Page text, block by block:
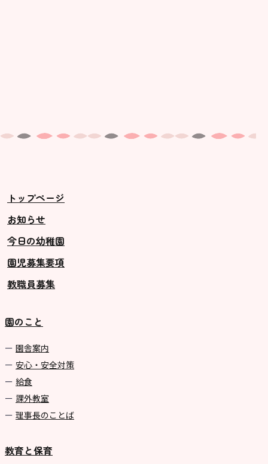
トップページ
お知らせ
今日の幼稚園
園児募集要項
教職員募集
園のこと
園舎案内
安心・安全対策
給食
課外教室
理事長のことば
教育と保育